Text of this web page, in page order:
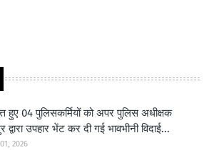
हुए 04 पुलिसकर्मियों को अपर पुलिस अधीक्षक
द्वारा उपहार भेंट कर दी गई भावभीनी विदाई...
2026